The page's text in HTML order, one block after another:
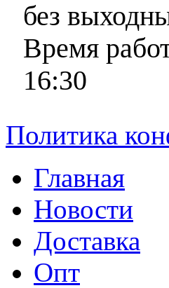
без
Время
16:30
Политика
Главная
Новости
Доставка
Опт